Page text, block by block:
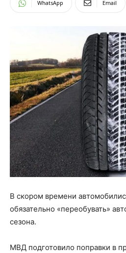
WhatsApp Email
В скором времени
обязательно «переобувать»
сезона.
МВД подготовило поправки в